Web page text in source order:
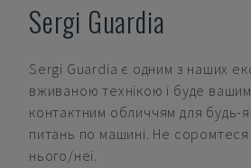
Sergi Guardia
Sergi Guardia є одним з наших
вживаною технікою і буде
контактним обличчям для будь-
питань по машині. Не
нього/неї.